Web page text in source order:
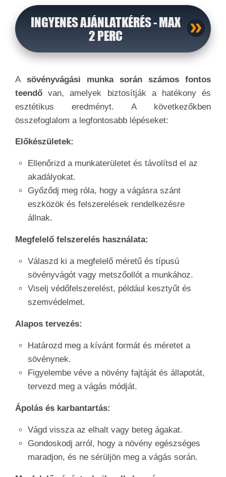
INGYENES AJÁNLATKÉRÉS - MAX
2 PERC
A sövényvágási munka során számos fontos
teendővan, amelyek biztosítják a hatékony és
esztétikus eredményt. A következőkben
összefoglalom a legfontosabb lépéseket:
Előkészületek:
Ellenőrizd a munkaterületet és távolítsd el az
akadályokat.
Győződj meg róla, hogy a vágásra szánt
eszközök és felszerelések rendelkezésre
állnak.
Megfelelő felszerelés használata:
Válaszd ki a megfelelő méretű és típusú
sövényvágót vagy metszőollót a munkához.
Viselj védőfelszerelést, például kesztyűt és
szemvédelmet.
Alapos tervezés:
Határozd meg a kívánt formát és méretet a
sövénynek.
Figyelembe véve a növény fajtáját és állapotát,
tervezd meg a vágás módját.
Ápolás és karbantartás:
Vágd vissza az elhalt vagy beteg ágakat.
Gondoskodj arról, hogy a növény egészséges
maradjon, és ne sérüljön meg a vágás során.